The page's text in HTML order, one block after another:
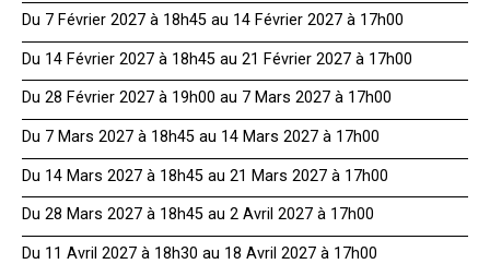
Du 7 Février 2027 à 18h45 au 14 Février 2027 à 17h00
Du 14 Février 2027 à 18h45 au 21 Février 2027 à 17h00
Du 28 Février 2027 à 19h00 au 7 Mars 2027 à 17h00
Du 7 Mars 2027 à 18h45 au 14 Mars 2027 à 17h00
Du 14 Mars 2027 à 18h45 au 21 Mars 2027 à 17h00
Du 28 Mars 2027 à 18h45 au 2 Avril 2027 à 17h00
Du 11 Avril 2027 à 18h30 au 18 Avril 2027 à 17h00